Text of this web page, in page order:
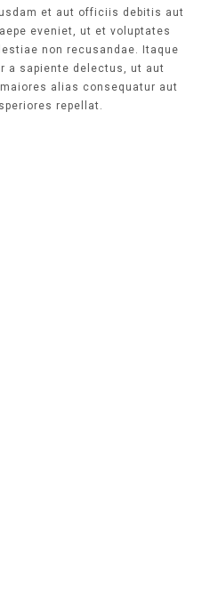
et aut officiis debitis aut
eveniet, ut et voluptates
non recusandae. Itaque
a sapiente delectus, ut aut
alias consequatur aut
repellat.